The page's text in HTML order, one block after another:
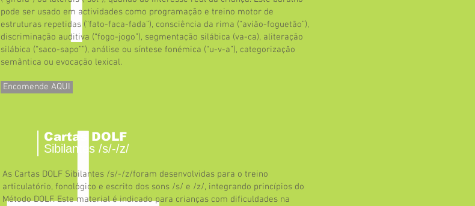
pode ser usado em actividades como programação e treino motor de
estruturas repetidas (“fato-faca-fada”), consciência da rima (“avião-foguetão”),
discriminação auditiva (“fogo-jogo”), segmentação silábica (va-ca), aliteração
silábica (“saco-sapo””), análise ou síntese fonémica (“u-v-a”), categorização
semântica ou evocação lexical.
Encomende AQUI
Cartas DOLF
Sibilantes /s/-/z/
As Cartas DOLF Sibilantes /s/-/z/foram desenvolvidas para o treino
articulatório, fonológico e escrito dos sons /s/ e /z/, integrando princípios do
Método DOLF. Este material é indicado para crianças com dificuldades na